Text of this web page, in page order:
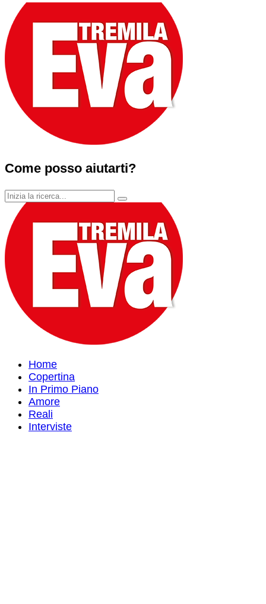
Come posso aiutarti?
Home
Copertina
In Primo Piano
Amore
Reali
Interviste